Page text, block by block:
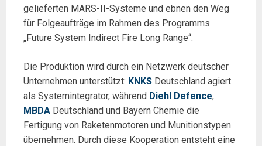
gelieferten MARS-II-Systeme und ebnen den Weg
für Folgeaufträge im Rahmen des Programms
„Future System Indirect Fire Long Range“.
Die Produktion wird durch ein Netzwerk deutscher
Unternehmen unterstützt: KNKS Deutschland agiert
als Systemintegrator, während Diehl Defence,
MBDA Deutschland und Bayern Chemie die
Fertigung von Raketenmotoren und Munitionstypen
übernehmen. Durch diese Kooperation entsteht eine